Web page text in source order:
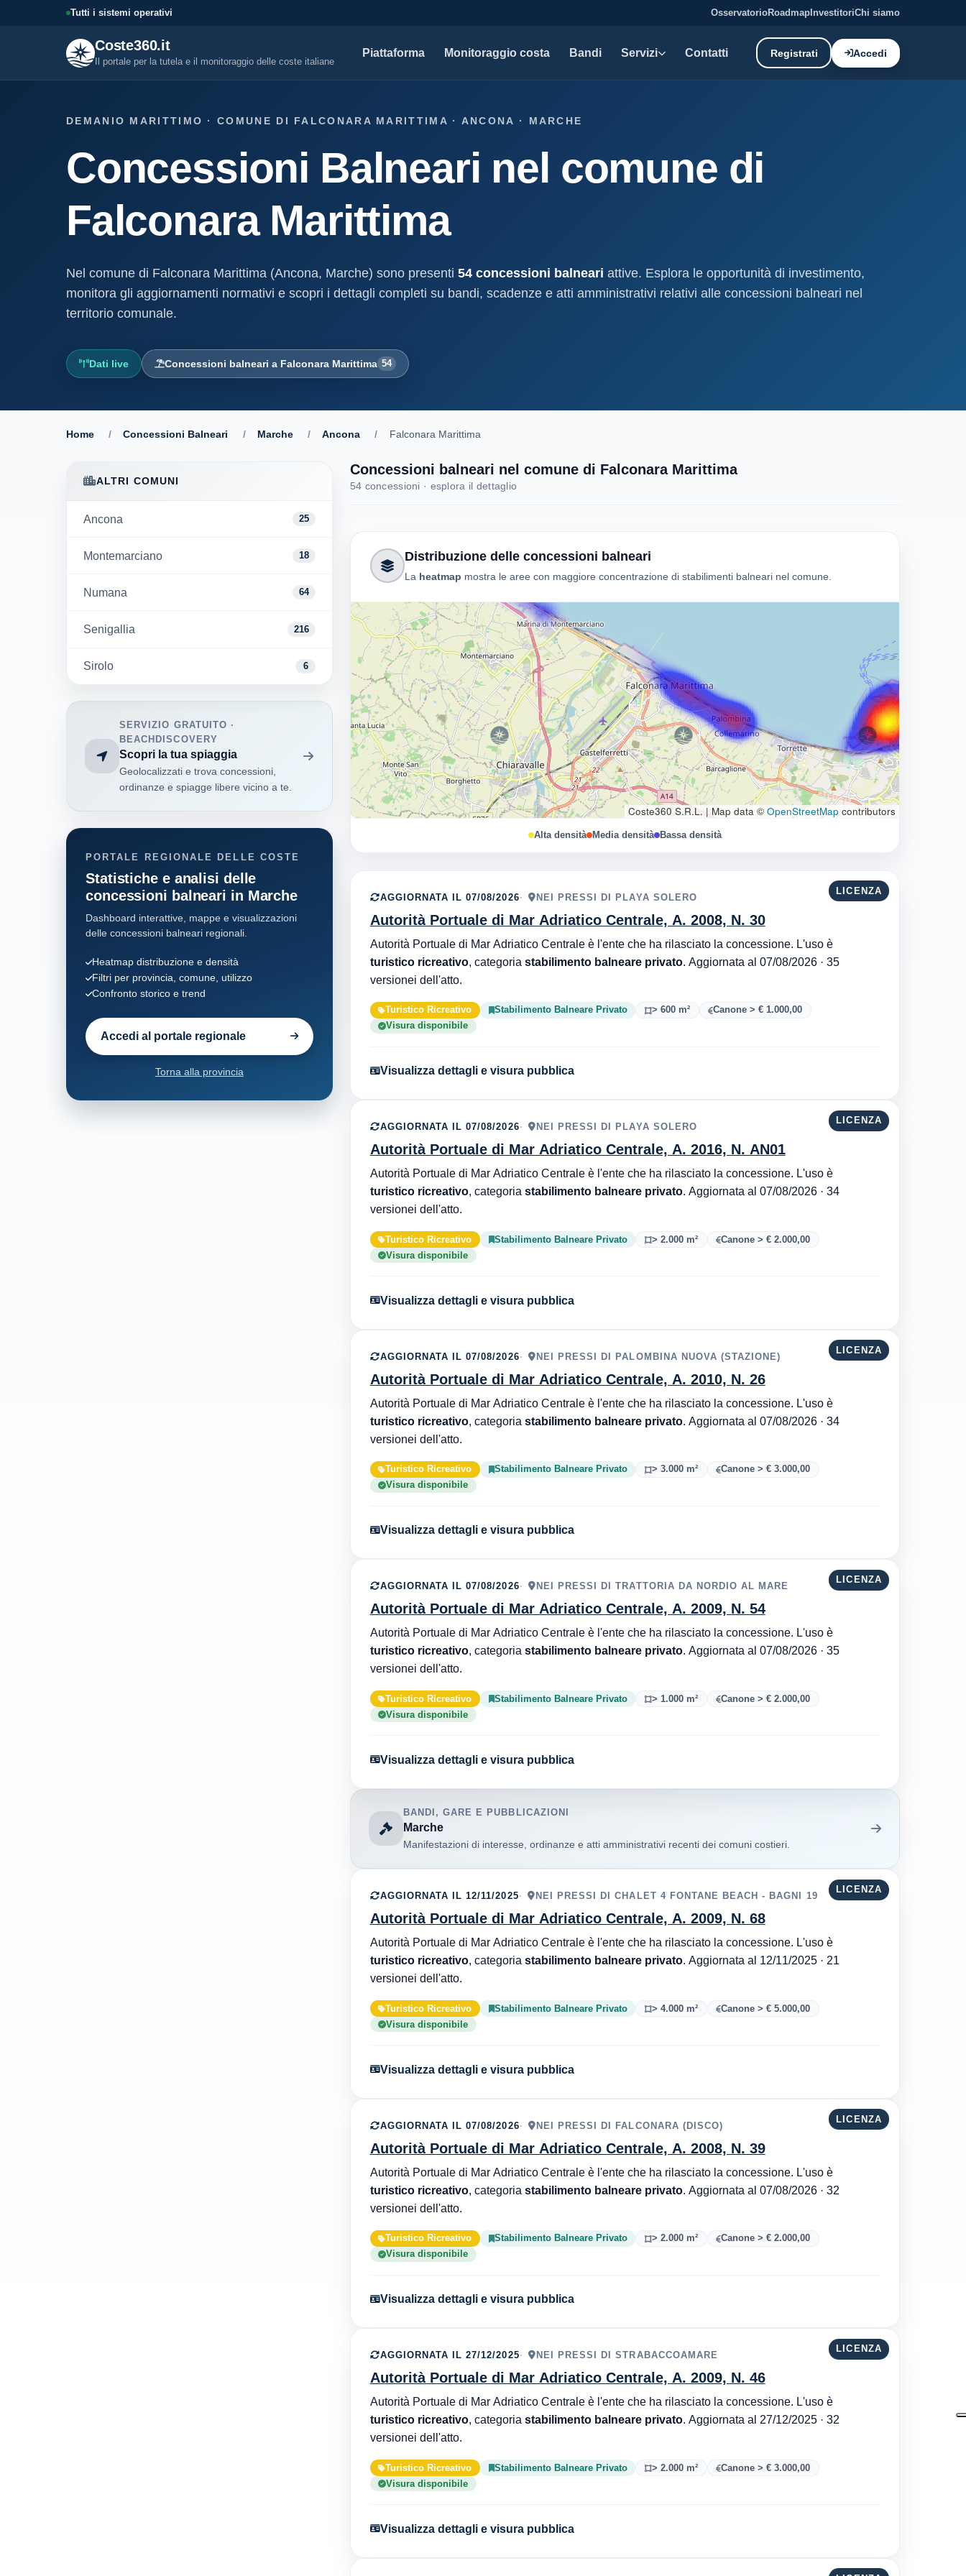
Tutti i sistemi operativi OsservatorioRoadmap InvestitoriChi siamo
Coste360.it
Il portale per la tutela e il monitoraggio delle coste italiane
Piattaforma Monitoraggio costa Bandi Servizi
Visure, fascicoli, verifica concessioni e
altro.
Un documento sintetico della concessione
demaniale marittima
demaniale marittima
Storico completo ed evolutivo della
Soluzioni per studi tecnici, legali e PA.
Modello D1
Studi geologici costieri
marittimo.
I nostri dati
Open data costieri aggiornati mensilmente.
Contatti Registrati Accedi
DEMANIO MARITTIMO · COMUNE DI FALCONARA MARITTIMA · ANCONA · MARCHE
Concessioni Balneari nel comune di
Falconara Marittima
Nel comune di Falconara Marittima (Ancona, Marche) sono presenti 54 concessioni balneari attive. Esplora le opportunità di investimento,
monitora gli aggiornamenti normativi e scopri i dettagli completi su bandi, scadenze e atti amministrativi relativi alle concessioni balneari nel
territorio comunale.
Dati live Concessioni balneari a Falconara Marittima 54
Home / Concessioni Balneari / Marche / Ancona / Falconara Marittima
ALTRI COMUNI
Ancona 25
Montemarciano 18
Numana 64
Senigallia 216
Sirolo 6
SERVIZIO GRATUITO ·
BEACHDISCOVERY
Scopri la tua spiaggia
Geolocalizzati e trova concessioni,
ordinanze e spiagge libere vicino a te.
PORTALE REGIONALE DELLE COSTE
Statistiche e analisi delle
concessioni balneari in Marche
Dashboard interattive, mappe e visualizzazioni
delle concessioni balneari regionali.
Heatmap distribuzione e densità
Filtri per provincia, comune, utilizzo
Confronto storico e trend
Accedi al portale regionale
Torna alla provincia
Concessioni balneari nel comune di Falconara Marittima
54 concessioni · esplora il dettaglio
Distribuzione delle concessioni balneari
La heatmap mostra le aree con maggiore concentrazione di stabilimenti balneari nel comune.
Coste360 S.R.L. |Map data © OpenStreetMap contributors
Alta densità Media densità Bassa densità
LICENZA
AGGIORNATA IL 07/08/2026 NEI PRESSI DI PLAYA SOLERO
Autorità Portuale di Mar Adriatico Centrale, A. 2008, N. 30
Autorità Portuale di Mar Adriatico Centrale è l'ente che ha rilasciato la concessione. L'uso è
turistico ricreativo , categoria stabilimento balneare privato. Aggiornata al 07/08/2026 · 35
versionei dell'atto.
Turistico Ricreativo Stabilimento Balneare Privato > 600 m²
Canone > € 1.000,00
Visura disponibile
Visualizza dettagli e visura pubblica
LICENZA
AGGIORNATA IL 07/08/2026 NEI PRESSI DI PLAYA SOLERO
Autorità Portuale di Mar Adriatico Centrale, A. 2016, N. AN01
Autorità Portuale di Mar Adriatico Centrale è l'ente che ha rilasciato la concessione. L'uso è
turistico ricreativo , categoria stabilimento balneare privato. Aggiornata al 07/08/2026 · 34
versionei dell'atto.
Turistico Ricreativo Stabilimento Balneare Privato > 2.000 m²
Canone > € 2.000,00
Visura disponibile
Visualizza dettagli e visura pubblica
LICENZA
AGGIORNATA IL 07/08/2026 NEI PRESSI DI PALOMBINA NUOVA (STAZIONE)
Autorità Portuale di Mar Adriatico Centrale, A. 2010, N. 26
Autorità Portuale di Mar Adriatico Centrale è l'ente che ha rilasciato la concessione. L'uso è
turistico ricreativo , categoria stabilimento balneare privato. Aggiornata al 07/08/2026 · 34
versionei dell'atto.
Turistico Ricreativo Stabilimento Balneare Privato > 3.000 m²
Canone > € 3.000,00
Visura disponibile
Visualizza dettagli e visura pubblica
LICENZA
AGGIORNATA IL 07/08/2026 NEI PRESSI DI TRATTORIA DA NORDIO AL MARE
Autorità Portuale di Mar Adriatico Centrale, A. 2009, N. 54
Autorità Portuale di Mar Adriatico Centrale è l'ente che ha rilasciato la concessione. L'uso è
turistico ricreativo , categoria stabilimento balneare privato. Aggiornata al 07/08/2026 · 35
versionei dell'atto.
Turistico Ricreativo Stabilimento Balneare Privato > 1.000 m²
Canone > € 2.000,00
Visura disponibile
Visualizza dettagli e visura pubblica
BANDI, GARE E PUBBLICAZIONI
Marche
Manifestazioni di interesse, ordinanze e atti amministrativi recenti dei comuni costieri.
LICENZA
AGGIORNATA IL 12/11/2025 NEI PRESSI DI CHALET 4 FONTANE BEACH - BAGNI 19
Autorità Portuale di Mar Adriatico Centrale, A. 2009, N. 68
Autorità Portuale di Mar Adriatico Centrale è l'ente che ha rilasciato la concessione. L'uso è
turistico ricreativo , categoria stabilimento balneare privato. Aggiornata al 12/11/2025 · 21
versionei dell'atto.
Turistico Ricreativo Stabilimento Balneare Privato > 4.000 m²
Canone > € 5.000,00
Visura disponibile
Visualizza dettagli e visura pubblica
LICENZA
AGGIORNATA IL 07/08/2026 NEI PRESSI DI FALCONARA (DISCO)
Autorità Portuale di Mar Adriatico Centrale, A. 2008, N. 39
Autorità Portuale di Mar Adriatico Centrale è l'ente che ha rilasciato la concessione. L'uso è
turistico ricreativo , categoria stabilimento balneare privato. Aggiornata al 07/08/2026 · 32
versionei dell'atto.
Turistico Ricreativo Stabilimento Balneare Privato > 2.000 m²
Canone > € 2.000,00
Visura disponibile
Visualizza dettagli e visura pubblica
LICENZA
AGGIORNATA IL 27/12/2025 NEI PRESSI DI STRABACCOAMARE
Autorità Portuale di Mar Adriatico Centrale, A. 2009, N. 46
Autorità Portuale di Mar Adriatico Centrale è l'ente che ha rilasciato la concessione. L'uso è
turistico ricreativo , categoria stabilimento balneare privato. Aggiornata al 27/12/2025 · 32
versionei dell'atto.
Turistico Ricreativo Stabilimento Balneare Privato > 2.000 m²
Canone > € 3.000,00
Visura disponibile
Visualizza dettagli e visura pubblica